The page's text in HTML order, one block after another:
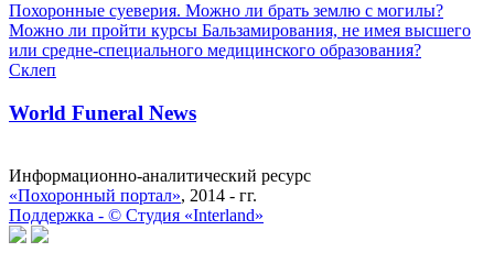
Похоронные суеверия. Можно ли брать землю с могилы?
Можно ли пройти курсы Бальзамирования, не имея высшего
или средне-специального медицинского образования?
Склеп
World Funeral News
Информационно-аналитический ресурс
«Похоронный портал», 2014 - гг.
Поддержка - © Cтудия «Interland»